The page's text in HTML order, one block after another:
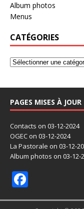
Album photos
Menus
CATÉGORIES
PAGES MISES À JOUR
Contacts on 03-12-2024
OGEC on 03-12-2024
La Pastorale on 03-12-
Album photos on 03-12-
ac